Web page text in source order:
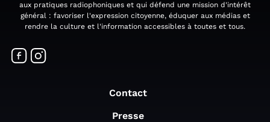
aux pratiques radiophoniques et qui défend une mission d'intérêt
général : favoriser l'expression citoyenne, éduquer aux médias et
rendre la culture et l'information accessibles à toutes et tous.
Contact
Presse